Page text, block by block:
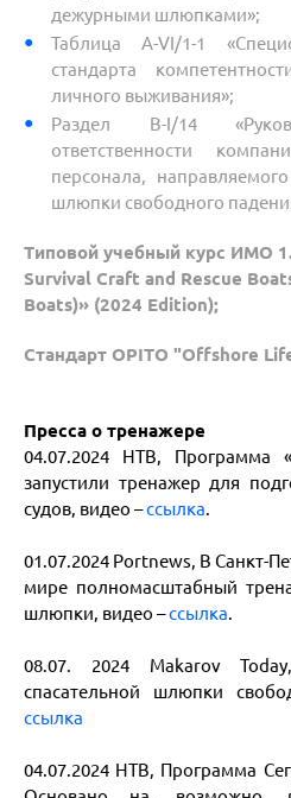
дежурными шлюпками»;
Таблица A-VI/1-1
стандарта
личного выживания»;
Раздел B-I/14
ответственности
персонала,
шлюпки свободного
Типовой учебный курс ИМО
Survival Craft and Rescue
Boats)» (2024 Edition);
Стандарт OPITO "Offshore
Пресса о тренажере
04.07.2024 НТВ, Программа
запустили тренажер для
судов, видео –ссылка.
01.07.2024 Portnews, В Санкт-
мире полномасштабный
шлюпки, видео –ссылка.
08.07. 2024 Makarov
спасательной шлюпки
ссылка
04.07.2024 НТВ, Программа